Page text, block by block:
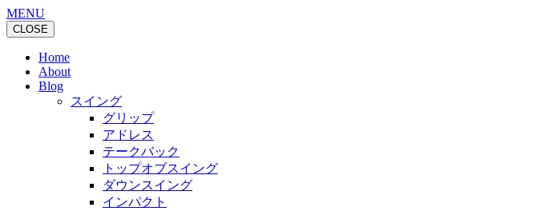
MENU
CLOSE
Home
About
Blog
スイング
グリップ
アドレス
テークバック
トップオブスイング
ダウンスイング
インパクト